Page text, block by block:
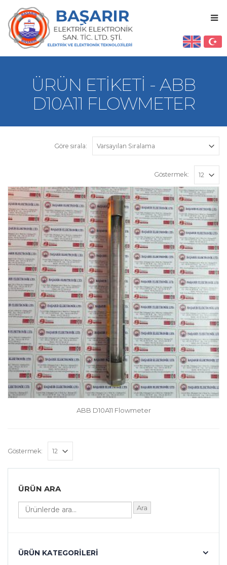
ÜRÜN ETIKETI - ABB
D10A11 FLOWMETER
Göre sırala:
Göstermek:
ABB D10A11 Flowmeter
Göstermek:
ÜRÜN ARA
Ara
ÜRÜN KATEGORILERI